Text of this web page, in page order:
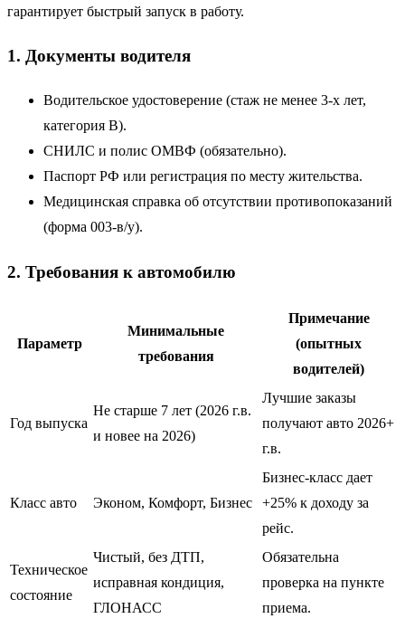
гарантирует быстрый запуск в работу.
1. Документы водителя
Водительское удостоверение (стаж не менее 3-х лет,
категория B).
СНИЛС и полис ОМВФ (обязательно).
Паспорт РФ или регистрация по месту жительства.
Медицинская справка об отсутствии противопоказаний
(форма 003-в/у).
2. Требования к автомобилю
Параметр
Минимальные
требования
Примечание
(опытных
водителей)
Год выпуска
Не старше 7 лет (2026 г.в.
и новее на 2026)
Лучшие заказы
получают авто 2026+
г.в.
Класс авто Эконом, Комфорт, Бизнес
Бизнес-класс дает
+25% к доходу за
рейс.
Техническое
состояние
Чистый, без ДТП,
исправная кондиция,
ГЛОНАСС
Обязательна
проверка на пункте
приема.